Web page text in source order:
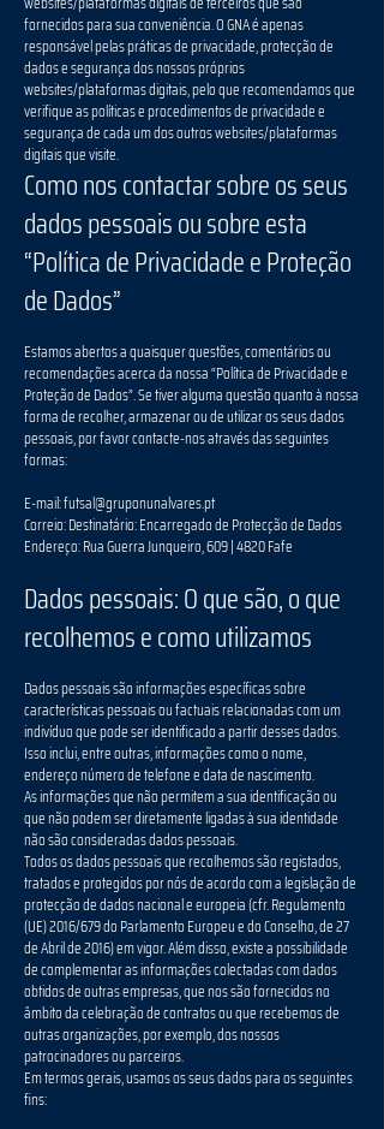
fornecidos para sua conveniência. O GNA é apenas
responsável pelas práticas de privacidade, protecção de
dados e segurança dos nossos próprios
websites/plataformas digitais, pelo que recomendamos que
verifique as políticas e procedimentos de privacidade e
segurança de cada um dos outros websites/plataformas
digitais que visite.
Como nos contactar sobre os seus
dados pessoais ou sobre esta
“Política de Privacidade e Proteção
de Dados”
Estamos abertos a quaisquer questões, comentários ou
recomendações acerca da nossa “Política de Privacidade e
Proteção de Dados”. Se tiver alguma questão quanto à nossa
forma de recolher, armazenar ou de utilizar os seus dados
pessoais, por favor contacte-nos através das seguintes
formas:
E-mail:futsal@gruponunalvares.pt
Correio: Destinatário: Encarregado de Protecção de Dados
Endereço: Rua Guerra Junqueiro, 609 | 4820 Fafe
Dados pessoais: O que são, o que
recolhemos e como utilizamos
Dados pessoais são informações específicas sobre
características pessoais ou factuais relacionadas com um
indivíduo que pode ser identificado a partir desses dados.
Isso inclui, entre outras, informações como o nome,
endereço número de telefone e data de nascimento.
As informações que não permitem a sua identificação ou
que não podem ser diretamente ligadas à sua identidade
não são consideradas dados pessoais.
Todos os dados pessoais que recolhemos são registados,
tratados e protegidos por nós de acordo com a legislação de
protecção de dados nacional e europeia (cfr. Regulamento
(UE) 2016/679 do Parlamento Europeu e do Conselho, de 27
de Abril de 2016) em vigor. Além disso, existe a possibilidade
de complementar as informações colectadas com dados
obtidos de outras empresas, que nos são fornecidos no
âmbito da celebração de contratos ou que recebemos de
outras organizações, por exemplo, dos nossos
patrocinadores ou parceiros.
Em termos gerais, usamos os seus dados para os seguintes
fins: